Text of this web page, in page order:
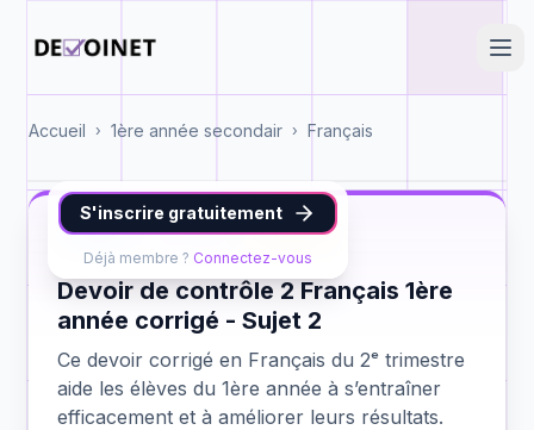
Accueil › 1ère année secondair › Français
S'inscrire gratuitement
Déjà membre ? Connectez-vous
Français 1ère année contrôle 2
Devoir de contrôle 2 Français 1ère
année corrigé - Sujet 2
Ce devoir corrigé en Français du 2ᵉ trimestre
aide les élèves du 1ère année à s’entraîner
efficacement et à améliorer leurs résultats.